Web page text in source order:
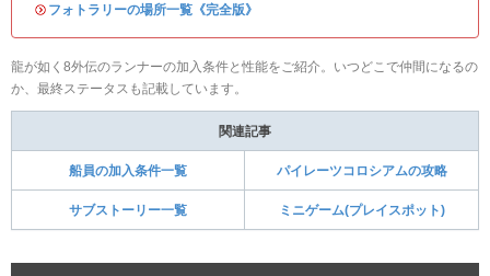
・ フォトラリーの場所一覧《完全版》
龍が如く8外伝のランナーの加入条件と性能をご紹介。いつどこで仲間になるの
か、最終ステータスも記載しています。
関連記事
船員の加入条件一覧 パイレーツコロシアムの攻略
サブストーリー一覧 ミニゲーム(プレイスポット)